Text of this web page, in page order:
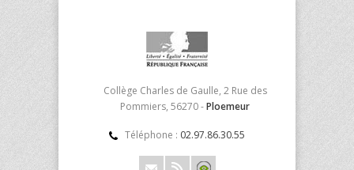
Collège Charles de Gaulle, 2 Rue des
Pommiers, 56270 -Ploemeur
Téléphone : 02.97.86.30.55